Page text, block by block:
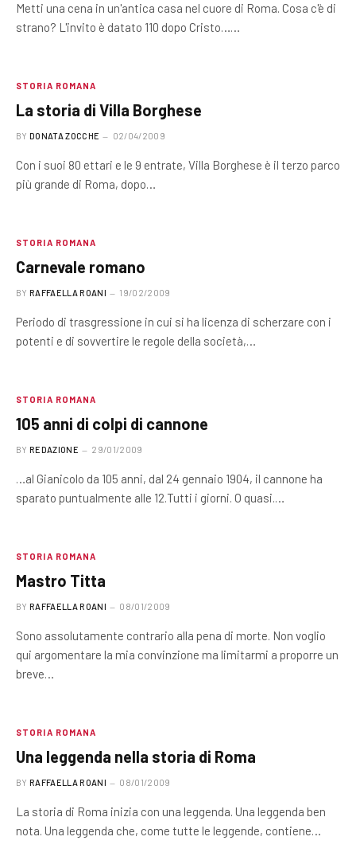
Metti una cena in un'antica casa nel cuore di Roma. Cosa c'è di
strano? L'invito è datato 110 dopo Cristo……
STORIA ROMANA
La storia di Villa Borghese
BY DONATA ZOCCHE 02/04/2009
Con i suoi 80 ettari e le 9 entrate, Villa Borghese è il terzo parco
più grande di Roma, dopo…
STORIA ROMANA
Carnevale romano
BY RAFFAELLA ROANI 19/02/2009
Periodo di trasgressione in cui si ha licenza di scherzare con i
potenti e di sovvertire le regole della società,…
STORIA ROMANA
105 anni di colpi di cannone
BY REDAZIONE 29/01/2009
…al Gianicolo da 105 anni, dal 24 gennaio 1904, il cannone ha
sparato puntualmente alle 12.Tutti i giorni. O quasi.…
STORIA ROMANA
Mastro Titta
BY RAFFAELLA ROANI 08/01/2009
Sono assolutamente contrario alla pena di morte. Non voglio
qui argomentare la mia convinzione ma limitarmi a proporre un
breve…
STORIA ROMANA
Una leggenda nella storia di Roma
BY RAFFAELLA ROANI 08/01/2009
La storia di Roma inizia con una leggenda. Una leggenda ben
nota. Una leggenda che, come tutte le leggende, contiene…